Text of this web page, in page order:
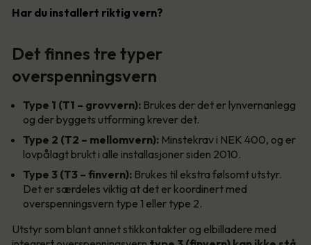
Har du installert riktig vern?
Det finnes tre typer
overspenningsvern
Type 1 (T1 – grovvern): Brukes der det er lynvernanlegg
og der byggets utforming krever det.
Type 2 (T2 – mellomvern): Minstekrav i NEK 400, og er
lovpålagt brukt i alle installasjoner siden 2010.
Type 3 (T3 – finvern): Brukes til ekstra følsomt utstyr.
Det er særdeles viktig at det er koordinert med
overspenningsvern type 1 eller type 2.
Utstyr som blant annet stikkontakter og elbilladere med